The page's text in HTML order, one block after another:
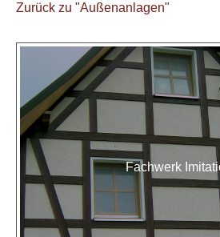
Zurück zu "Außenanlagen"
Fachwerk